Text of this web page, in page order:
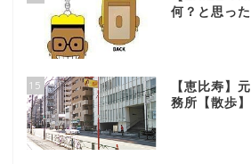
何？と思っ
15
【恵比寿】
務所【散歩】